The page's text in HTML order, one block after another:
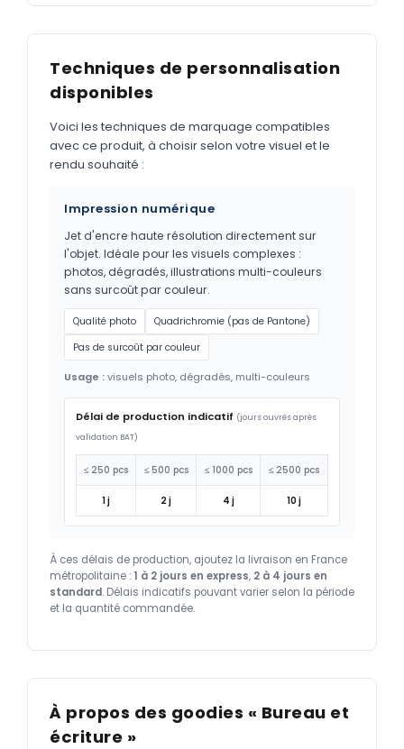
Techniques de personnalisation
disponibles
Voici les techniques de marquage compatibles
avec ce produit, à choisir selon votre visuel et le
rendu souhaité :
Impression numérique
Jet d'encre haute résolution directement sur
l'objet. Idéale pour les visuels complexes :
photos, dégradés, illustrations multi-couleurs
sans surcoût par couleur.
Qualité photo
Quadrichromie (pas de Pantone)
Pas de surcoût par couleur
Usage :visuels photo, dégradés, multi-couleurs
Délai de production indicatif (jours ouvrés après
validation BAT)
≤ 250 pcs ≤ 500 pcs ≤ 1000 pcs ≤ 2500 pcs
1 j 2 j 4 j 10 j
À ces délais de production, ajoutez la livraison en France
métropolitaine : 1 à 2 jours en express, 2 à 4 jours en
standard. Délais indicatifs pouvant varier selon la période
et la quantité commandée.
À propos des goodies « Bureau et
écriture »